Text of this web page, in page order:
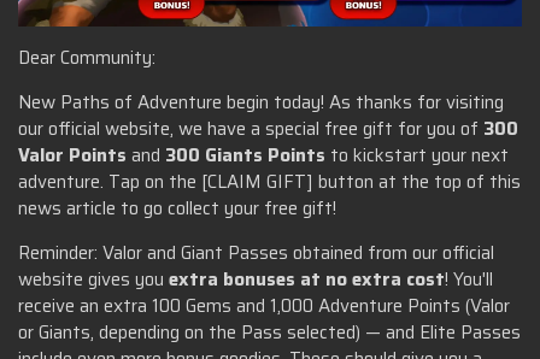
Dear Community:
New Paths of Adventure begin today! As thanks for visiting
our official website, we have a special free gift for you of 300
Valor Points and 300 Giants Points to kickstart your next
adventure. Tap on the [CLAIM GIFT] button at the top of this
news article to go collect your free gift!
Reminder: Valor and Giant Passes obtained from our official
website gives you extra bonuses at no extra cost! You'll
receive an extra 100 Gems and 1,000 Adventure Points (Valor
or Giants, depending on the Pass selected) — and Elite Passes